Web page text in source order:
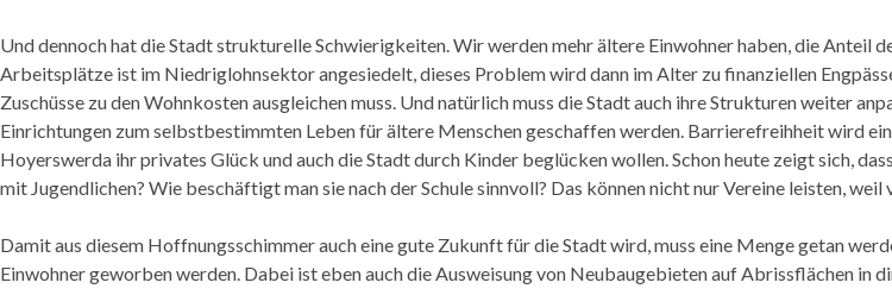
Und dennoch hat die Stadt strukturelle Schwierigkeiten. Wir werden mehr ältere Einwohner haben, die Anteil
Arbeitsplätze ist im Niedriglohnsektor angesiedelt, dieses Problem wird dann im Alter zu finanziellen
Zuschüsse zu den Wohnkosten ausgleichen muss. Und natürlich muss die Stadt auch ihre Strukturen weiter
Einrichtungen zum selbstbestimmten Leben für ältere Menschen geschaffen werden. Barrierefreihheit wird
Hoyerswerda ihr privates Glück und auch die Stadt durch Kinder beglücken wollen. Schon heute zeigt sich,
mit Jugendlichen? Wie beschäftigt man sie nach der Schule sinnvoll? Das können nicht nur Vereine leisten,
Damit aus diesem Hoffnungsschimmer auch eine gute Zukunft für die Stadt wird, muss eine Menge getan
Einwohner geworben werden. Dabei ist eben auch die Ausweisung von Neubaugebieten auf Abrissflächen